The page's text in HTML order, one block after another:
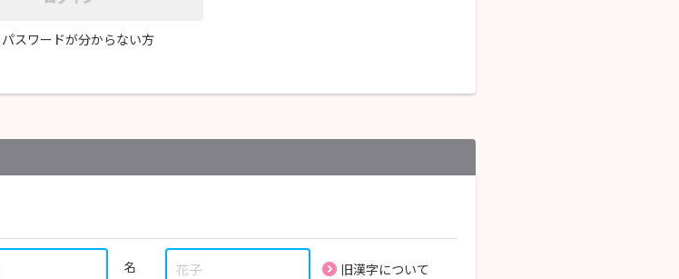
パスワードが分からない方
名 旧漢字について